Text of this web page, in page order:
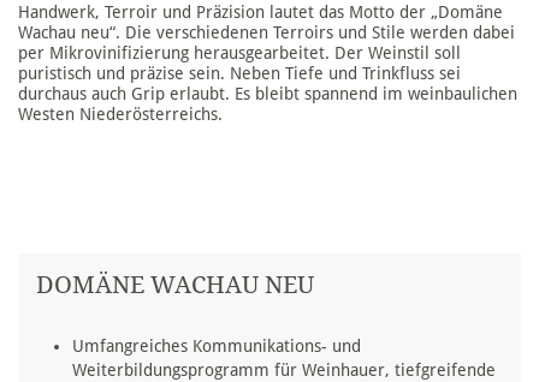
Handwerk, Terroir und Präzision lautet das Motto der „Domäne
Wachau neu“. Die verschiedenen Terroirs und Stile werden dabei
per Mikrovinifizierung herausgearbeitet. Der Weinstil soll
puristisch und präzise sein. Neben Tiefe und Trinkfluss sei
durchaus auch Grip erlaubt. Es bleibt spannend im weinbaulichen
Westen Niederösterreichs.
DOMÄNE WACHAU NEU
Umfangreiches Kommunikations- und
Weiterbildungsprogramm für Weinhauer, tiefgreifende